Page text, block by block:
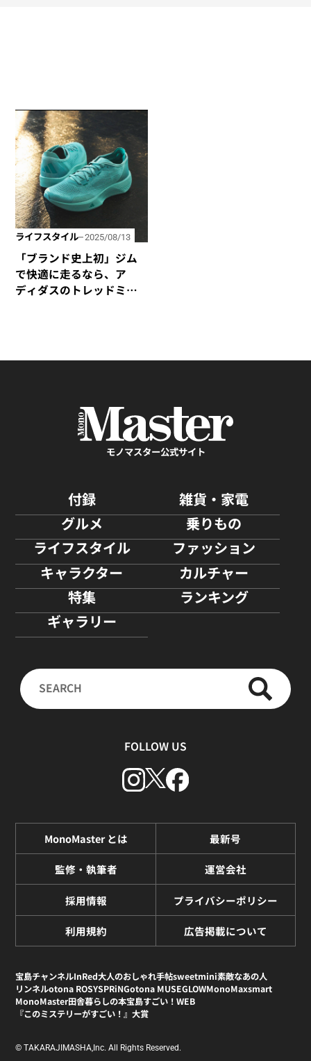
ライフスタイル 2025/08/13
「ブランド史上初」ジム
で快適に走るなら、ア
ディダスのトレッドミル
モノマスター公式サイト
付録
雑貨・家電
グルメ
乗りもの
ライフスタイル
ファッション
キャラクター
カルチャー
特集
ランキング
ギャラリー
FOLLOW US
MonoMaster とは 最新号
監修・執筆者 運営会社
採用情報 プライバシーポリシー
利用規約 広告掲載について
宝島チャンネルInRed大人のおしゃれ手帖sweetmini素敵なあの人
リンネルotona ROSYSPRiNGotona MUSEGLOWMonoMaxsmart
MonoMaster田舎暮らしの本宝島すごい！WEB
『このミステリーがすごい！』大賞
© TAKARAJIMASHA,Inc. All Rights Reserved.